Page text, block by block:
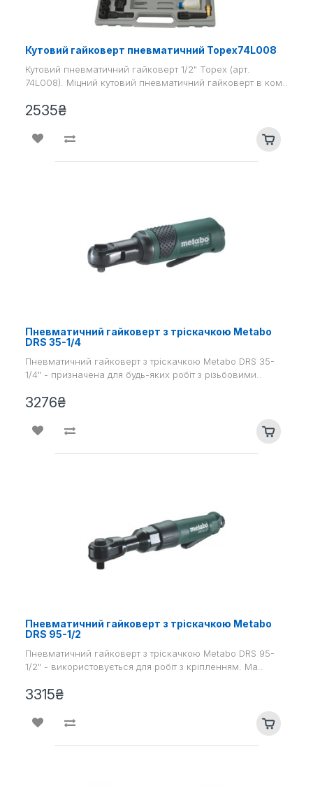
Кутовий гайковерт пневматичний Topex74L008
Кутовий пневматичний гайковерт 1/2" Topex (арт.
74L008). Міцний кутовий пневматичний гайковерт в ком..
2535₴
Пневматичний гайковерт з тріскачкою Metabo
DRS 35-1/4
Пневматичний гайковерт з тріскачкою Metabo DRS 35-
1/4" - призначена для будь-яких робіт з різьбовими..
3276₴
Пневматичний гайковерт з тріскачкою Metabo
DRS 95-1/2
Пневматичний гайковерт з тріскачкою Metabo DRS 95-
1/2" - використовується для робіт з кріпленням. Ма..
3315₴